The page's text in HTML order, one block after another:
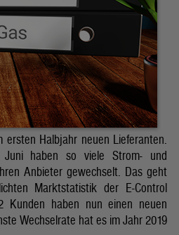
Halbjahr neuen Lieferanten.
haben so viele Strom- und
Anbieter gewechselt. Das geht
Marktstatistik der E-Control
Kunden haben nun einen neuen
Wechselrate hat es im Jahr 2019